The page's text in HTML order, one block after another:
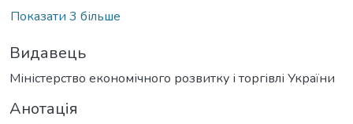
Показати 3 більше
Видавець
Міністерство економічного розвитку і торгівлі України
Анотація